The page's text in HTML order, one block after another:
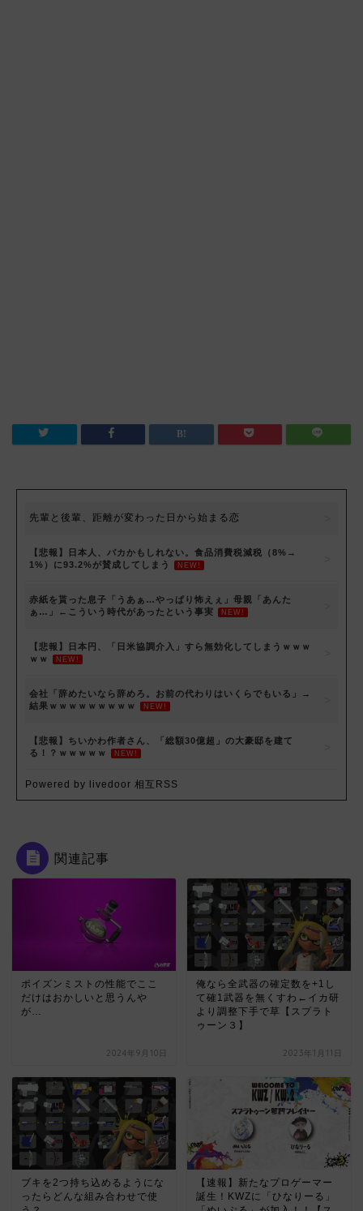
先輩と後輩、距離が変わった日から始まる恋
【悲報】日本人、バカかもしれない。食品消費税減税（8%→
1%）に93.2%が賛成してしまう
NEW!
赤紙を貰った息子「うあぁ…やっぱり怖えぇ」母親「あんた
ぁ…」←こういう時代があったという事実
NEW!
【悲報】日本円、「日米協調介入」すら無効化してしまうｗｗｗ
ｗｗ
NEW!
会社「辞めたいなら辞めろ。お前の代わりはいくらでもいる」→
結果ｗｗｗｗｗｗｗｗｗ
NEW!
【悲報】ちいかわ作者さん、「総額30億超」の大豪邸を建て
る！？ｗｗｗｗｗ
NEW!
Powered by livedoor 相互RSS
関連記事
ポイズンミストの性能でここ
だけはおかしいと思うんや
が…
2024年9月10日
俺なら全武器の確定数を+1し
て確1武器を無くすわ←イカ研
より調整下手で草【スプラト
ゥーン３】
2023年1月11日
ブキを2つ持ち込めるようにな
ったらどんな組み合わせで使
【速報】新たなプロゲーマー
誕生！KWZに「ひなりーる」